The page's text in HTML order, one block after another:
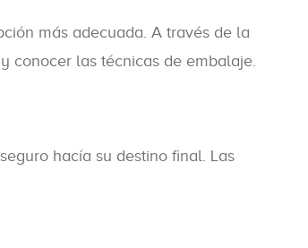
más adecuada. A través de la
conocer las técnicas de embalaje.
hacía su destino final. Las